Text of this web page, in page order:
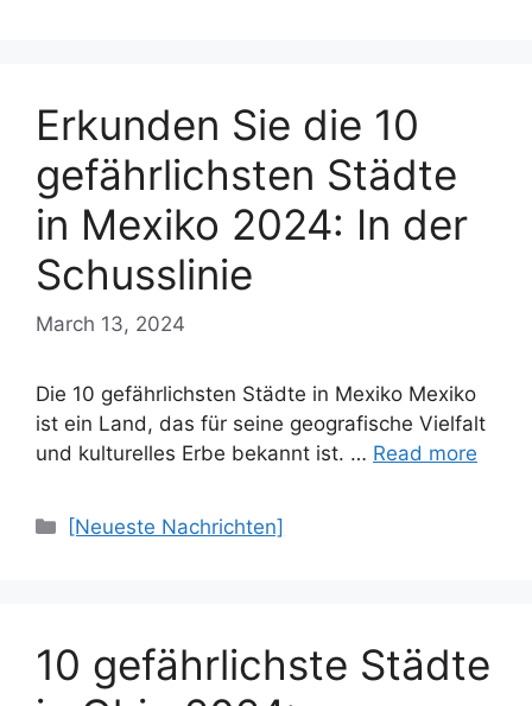
Erkunden Sie die 10
gefährlichsten Städte
in Mexiko 2024: In der
Schusslinie
March 13, 2024
Die 10 gefährlichsten Städte in Mexiko Mexiko
ist ein Land, das für seine geografische Vielfalt
und kulturelles Erbe bekannt ist. … Read more
Categories
[Neueste Nachrichten]
10 gefährlichste Städte